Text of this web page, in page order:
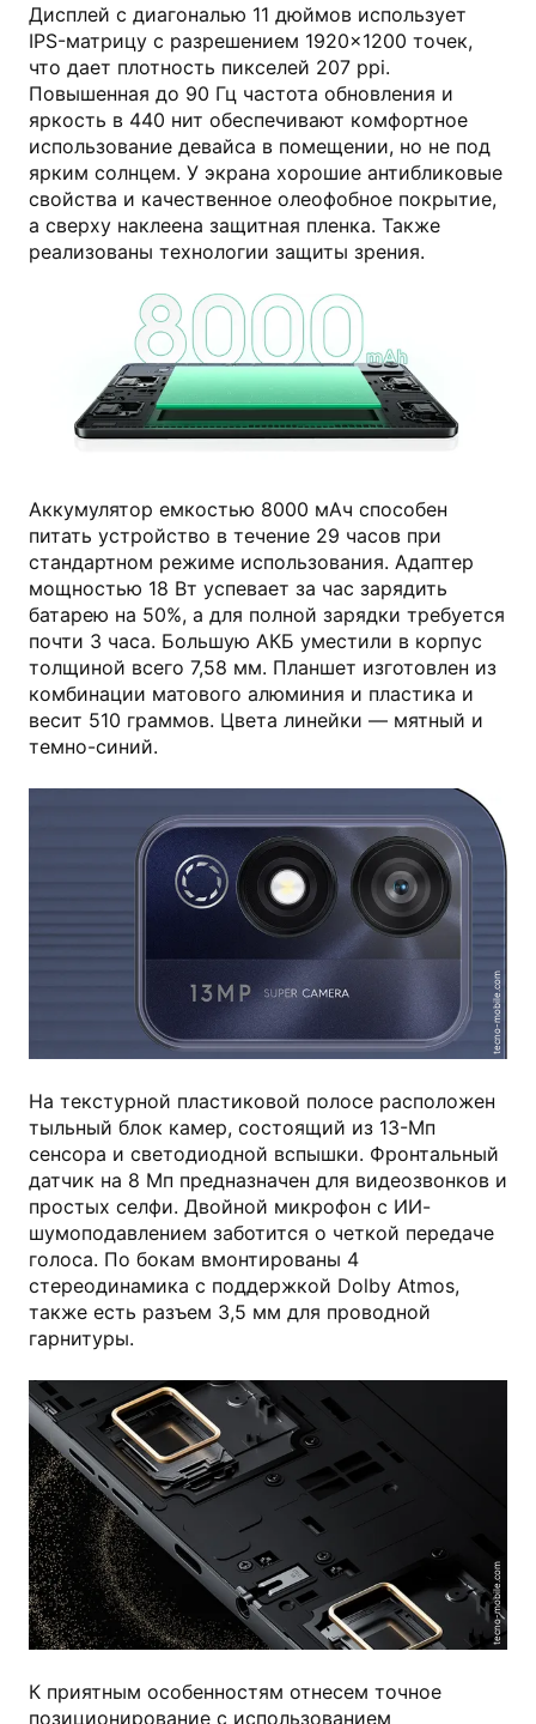
Дисплей с диагональю 11 дюймов использует
IPS-матрицу с разрешением 1920×1200 точек,
что дает плотность пикселей 207 ppi.
Повышенная до 90 Гц частота обновления и
яркость в 440 нит обеспечивают комфортное
использование девайса в помещении, но не под
ярким солнцем. У экрана хорошие антибликовые
свойства и качественное олеофобное покрытие,
а сверху наклеена защитная пленка. Также
реализованы технологии защиты зрения.
Аккумулятор емкостью 8000 мАч способен
питать устройство в течение 29 часов при
стандартном режиме использования. Адаптер
мощностью 18 Вт успевает за час зарядить
батарею на 50%, а для полной зарядки требуется
почти 3 часа. Большую АКБ уместили в корпус
толщиной всего 7,58 мм. Планшет изготовлен из
комбинации матового алюминия и пластика и
весит 510 граммов. Цвета линейки — мятный и
темно-синий.
tecno-mobile.com
На текстурной пластиковой полосе расположен
тыльный блок камер, состоящий из 13-Мп
сенсора и светодиодной вспышки. Фронтальный
датчик на 8 Мп предназначен для видеозвонков и
простых селфи. Двойной микрофон с ИИ-
шумоподавлением заботится о четкой передаче
голоса. По бокам вмонтированы 4
стереодинамика с поддержкой Dolby Atmos,
также есть разъем 3,5 мм для проводной
гарнитуры.
tecno-mobile.com
К приятным особенностям отнесем точное
позиционирование с использованием